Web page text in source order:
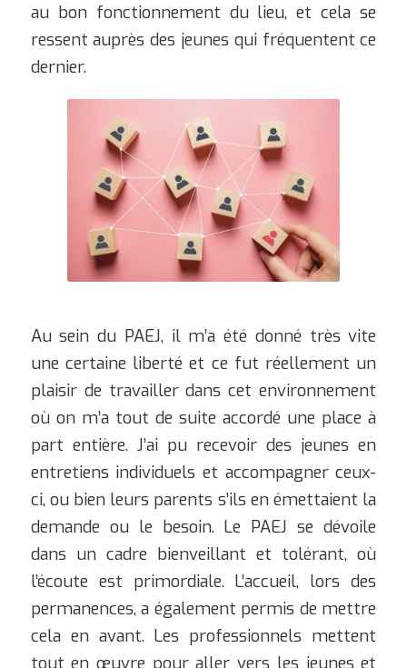
au bon fonctionnement du lieu, et cela se
ressent auprès des jeunes qui fréquentent ce
dernier.
Au sein du PAEJ, il m’a été donné très vite
une certaine liberté et ce fut réellement un
plaisir de travailler dans cet environnement
où on m’a tout de suite accordé une place à
part entière. J’ai pu recevoir des jeunes en
entretiens individuels et accompagner ceux-
ci, ou bien leurs parents s’ils en émettaient la
demande ou le besoin. Le PAEJ se dévoile
dans un cadre bienveillant et tolérant, où
l’écoute est primordiale. L’accueil, lors des
permanences, a également permis de mettre
cela en avant. Les professionnels mettent